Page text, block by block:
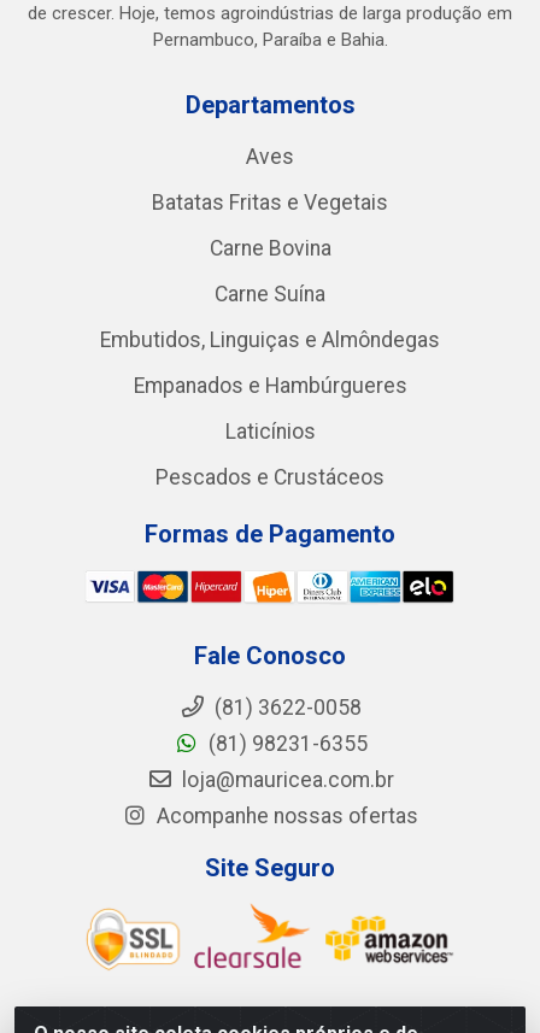
de crescer. Hoje, temos agroindústrias de larga produção em
Pernambuco, Paraíba e Bahia.
Departamentos
Aves
Batatas Fritas e Vegetais
Carne Bovina
Carne Suína
Embutidos, Linguiças e Almôndegas
Empanados e Hambúrgueres
Laticínios
Pescados e Crustáceos
Formas de Pagamento
Fale Conosco
(81) 3622-0058
(81) 98231-6355
loja@mauricea.com.br
Acompanhe nossas ofertas
Site Seguro